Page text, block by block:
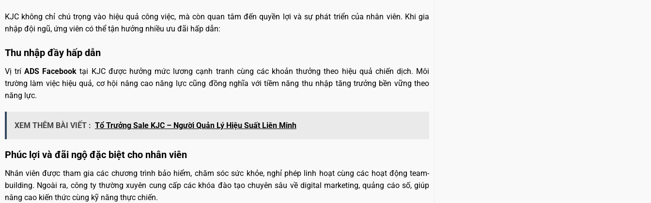
KJC không chỉ chú trọng vào hiệu quả công việc, mà còn quan tâm đến quyền lợi và sự phát triển của nhân viên. Khi gia
nhập đội ngũ, ứng viên có thể tận hưởng nhiều ưu đãi hấp dẫn:
Thu nhập đầy hấp dẫn
Vị tríADS Facebook tại KJC được hưởng mức lương cạnh tranh cùng các khoản thưởng theo hiệu quả chiến dịch. Môi
trường làm việc hiệu quả, cơ hội nâng cao năng lực cũng đồng nghĩa với tiềm năng thu nhập tăng trưởng bền vững theo
năng lực.
XEM THÊM BÀI VIẾT : Tổ Trưởng Sale KJC – Người Quản Lý Hiệu Suất Liên Minh
Phúc lợi và đãi ngộ đặc biệt cho nhân viên
Nhân viên được tham gia các chương trình bảo hiểm, chăm sóc sức khỏe, nghỉ phép linh hoạt cùng các hoạt động team-
building. Ngoài ra, công ty thường xuyên cung cấp các khóa đào tạo chuyên sâu về digital marketing, quảng cáo số, giúp
nâng cao kiến thức cùng kỹ năng thực chiến.